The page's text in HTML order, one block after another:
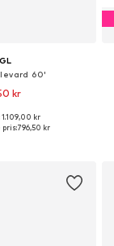
60'
kr
størrelser
kr
796,50 kr